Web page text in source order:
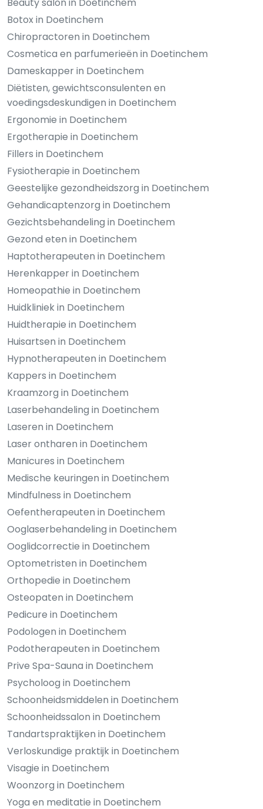
Botox in Doetinchem
Chiropractoren in Doetinchem
Cosmetica en parfumerieën in Doetinchem
Dameskapper in Doetinchem
Diëtisten, gewichtsconsulenten en
voedingsdeskundigen in Doetinchem
Ergonomie in Doetinchem
Ergotherapie in Doetinchem
Fillers in Doetinchem
Fysiotherapie in Doetinchem
Geestelijke gezondheidszorg in Doetinchem
Gehandicaptenzorg in Doetinchem
Gezichtsbehandeling in Doetinchem
Gezond eten in Doetinchem
Haptotherapeuten in Doetinchem
Herenkapper in Doetinchem
Homeopathie in Doetinchem
Huidkliniek in Doetinchem
Huidtherapie in Doetinchem
Huisartsen in Doetinchem
Hypnotherapeuten in Doetinchem
Kappers in Doetinchem
Kraamzorg in Doetinchem
Laserbehandeling in Doetinchem
Laseren in Doetinchem
Laser ontharen in Doetinchem
Manicures in Doetinchem
Medische keuringen in Doetinchem
Mindfulness in Doetinchem
Oefentherapeuten in Doetinchem
Ooglaserbehandeling in Doetinchem
Ooglidcorrectie in Doetinchem
Optometristen in Doetinchem
Orthopedie in Doetinchem
Osteopaten in Doetinchem
Pedicure in Doetinchem
Podologen in Doetinchem
Podotherapeuten in Doetinchem
Prive Spa-Sauna in Doetinchem
Psycholoog in Doetinchem
Schoonheidsmiddelen in Doetinchem
Schoonheidssalon in Doetinchem
Tandartspraktijken in Doetinchem
Verloskundige praktijk in Doetinchem
Visagie in Doetinchem
Woonzorg in Doetinchem
Yoga en meditatie in Doetinchem